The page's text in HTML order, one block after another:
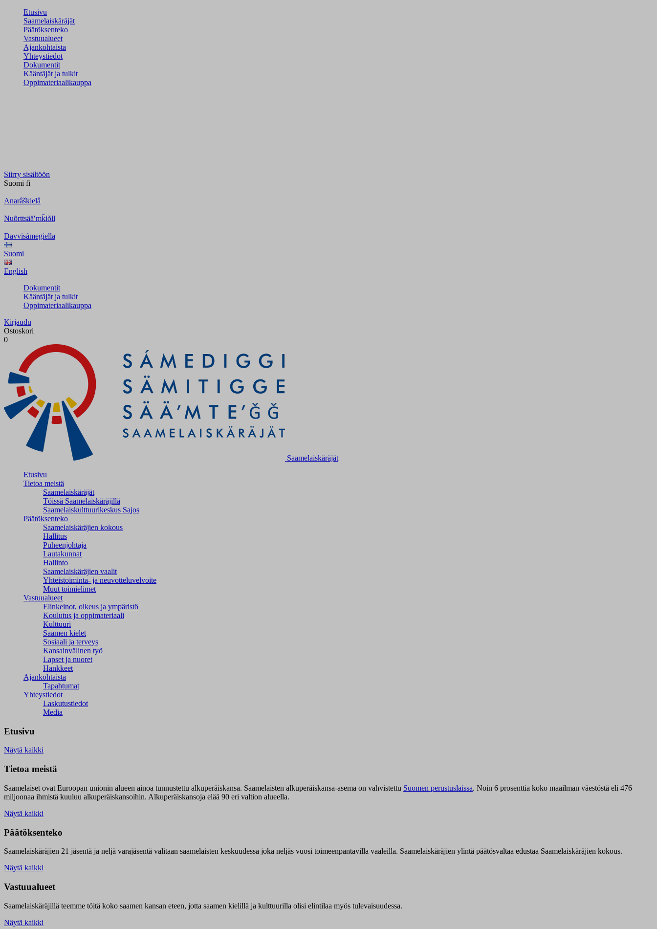
Etusivu
Saamelaiskäräjät
Päätöksenteko
Vastuualueet
Ajankohtaista
Yhteystiedot
Dokumentit
Kääntäjät ja tulkit
Oppimateriaalikauppa
Siirry sisältöön
Suomi fi
Anarâškielâ
Nuõrttsääʹmǩiõll
Davvisámegiella
Suomi
English
Dokumentit
Kääntäjät ja tulkit
Oppimateriaalikauppa
Kirjaudu
Ostoskori
0
Saamelaiskäräjät
Etusivu
Tietoa meistä
Saamelaiskäräjät
Töissä Saamelaiskäräjillä
Saamelaiskulttuuri­keskus Sajos
Päätöksenteko
Saamelaiskäräjien kokous
Hallitus
Puheenjohtaja
Lautakunnat
Hallinto
Saamelaiskäräjien vaalit
Yhteistoiminta- ja neuvotteluvelvoite
Muut toimielimet
Vastuualueet
Elinkeinot, oikeus ja ympäristö
Koulutus ja oppimateriaali
Kulttuuri
Saamen kielet
Sosiaali ja terveys
Kansainvälinen työ
Lapset ja nuoret
Hankkeet
Ajankohtaista
Tapahtumat
Yhteystiedot
Laskutustiedot
Media
Etusivu
Näytä kaikki
Tietoa meistä
Saamelaiset ovat Euroopan unionin alueen ainoa tunnustettu alkuperäiskansa. Saamelaisten alkuperäiskansa-asema on vahvistettu Suomen perustuslaissa. Noin 6 prosenttia koko maailman väestöstä eli 476
miljoonaa ihmistä kuuluu alkuperäiskansoihin. Alkuperäiskansoja elää 90 eri valtion alueella.
Näytä kaikki
Päätöksenteko
Saamelaiskäräjien 21 jäsentä ja neljä varajäsentä valitaan saamelaisten keskuudessa joka neljäs vuosi toimeenpantavilla vaaleilla. Saamelaiskäräjien ylintä päätösvaltaa edustaa Saamelaiskäräjien kokous.
Näytä kaikki
Vastuualueet
Saamelaiskäräjillä teemme töitä koko saamen kansan eteen, jotta saamen kielillä ja kulttuurilla olisi elintilaa myös tulevaisuudessa.
Näytä kaikki